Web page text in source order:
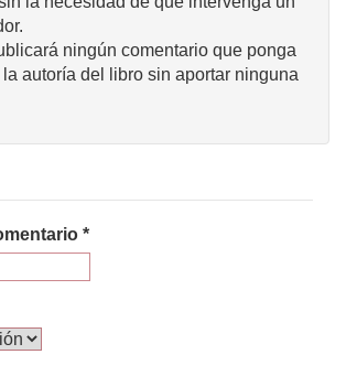
ningún comentario que ponga
autoría del libro sin aportar ninguna
*